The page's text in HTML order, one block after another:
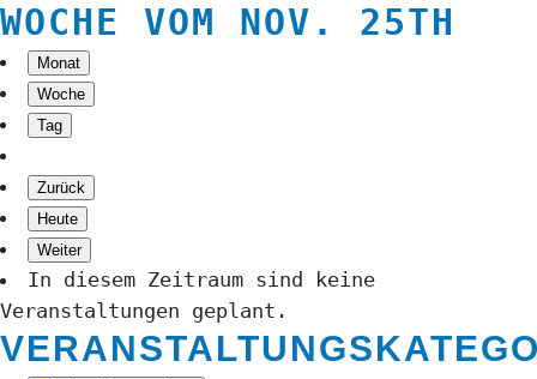
WOCHE VOM NOV. 25TH
Monat
Woche
Tag
Zurück
Heute
Weiter
In diesem Zeitraum sind keine
Veranstaltungen geplant.